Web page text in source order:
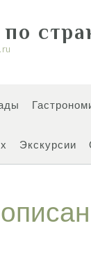
Экскурсии